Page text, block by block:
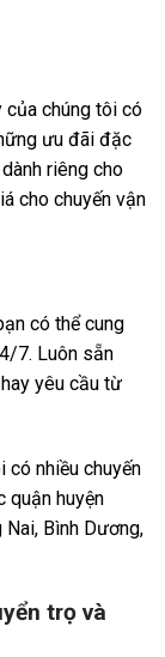
của chúng tôi có
ưu đãi đặc
riêng cho
cho chuyến vận
có thể cung
7. Luôn sẵn
yêu cầu từ
có nhiều chuyến
quận huyện
Bình Dương,
trọ và